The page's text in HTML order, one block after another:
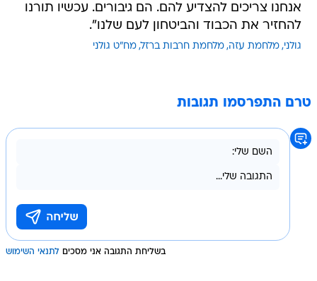
אנחנו צריכים להצדיע להם. הם גיבורים. עכשיו תורנו
להחזיר את הכבוד והביטחון לעם שלנו".
גולני מלחמת עזה מלחמת חרבות ברזל מח"ט גולני
טרם התפרסמו תגובות
בשליחת התגובה אני מסכים לתנאי השימוש